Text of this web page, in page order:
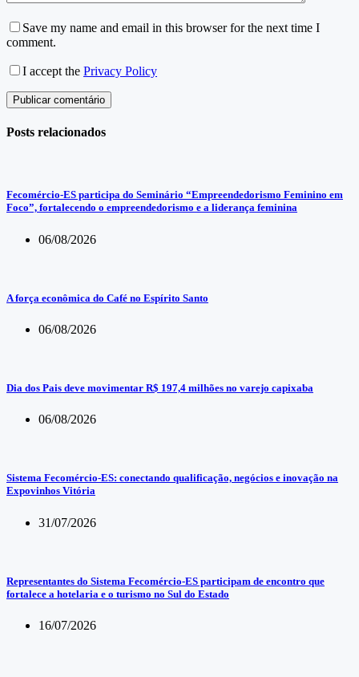
Save my name and email in this browser for the next time I
comment.
I accept the Privacy Policy
Publicar comentário
Posts relacionados
Fecomércio-ES participa do Seminário “Empreendedorismo Feminino em
Foco”, fortalecendo o empreendedorismo e a liderança feminina
06/08/2026
A força econômica do Café no Espírito Santo
06/08/2026
Dia dos Pais deve movimentar R$ 197,4 milhões no varejo capixaba
06/08/2026
Sistema Fecomércio-ES: conectando qualificação, negócios e inovação na
Expovinhos Vitória
31/07/2026
Representantes do Sistema Fecomércio-ES participam de encontro que
fortalece a hotelaria e o turismo no Sul do Estado
16/07/2026